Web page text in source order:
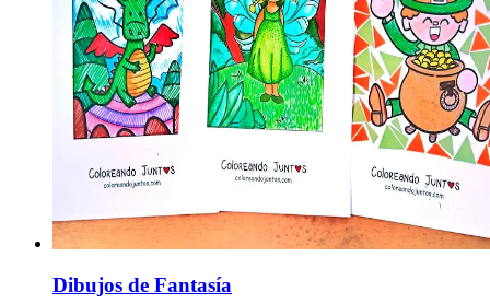
Dibujos de Fantasía